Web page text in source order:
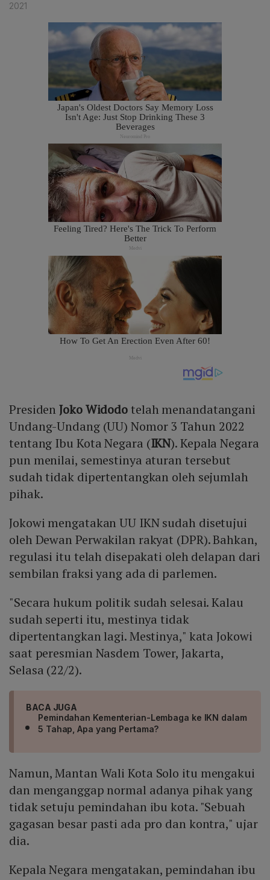
2021
PresidenJoko Widodotelah menandatangani
Undang-Undang (UU) Nomor 3 Tahun 2022
tentang Ibu Kota Negara (IKN). Kepala Negara
pun menilai, semestinya aturan tersebut
sudah tidak dipertentangkan oleh sejumlah
pihak.
Jokowi mengatakan UU IKN sudah disetujui
oleh Dewan Perwakilan rakyat (DPR). Bahkan,
regulasi itu telah disepakati oleh delapan dari
sembilan fraksi yang ada di parlemen.
"Secara hukum politik sudah selesai. Kalau
sudah seperti itu, mestinya tidak
dipertentangkan lagi. Mestinya," kata Jokowi
saat peresmian Nasdem Tower, Jakarta,
Selasa (22/2).
BACA JUGA
Pemindahan Kementerian-Lembaga ke IKN dalam
5 Tahap, Apa yang Pertama?
Namun, Mantan Wali Kota Solo itu mengakui
dan menganggap normal adanya pihak yang
tidak setuju pemindahan ibu kota. "Sebuah
gagasan besar pasti ada pro dan kontra," ujar
dia.
Kepala Negara mengatakan, pemindahan ibu